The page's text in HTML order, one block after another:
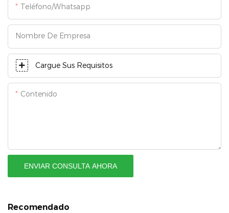
Teléfono/whatsapp
Nombre De Empresa
Cargue Sus Requisitos
Contenido
ENVIAR CONSULTA AHORA
Recomendado